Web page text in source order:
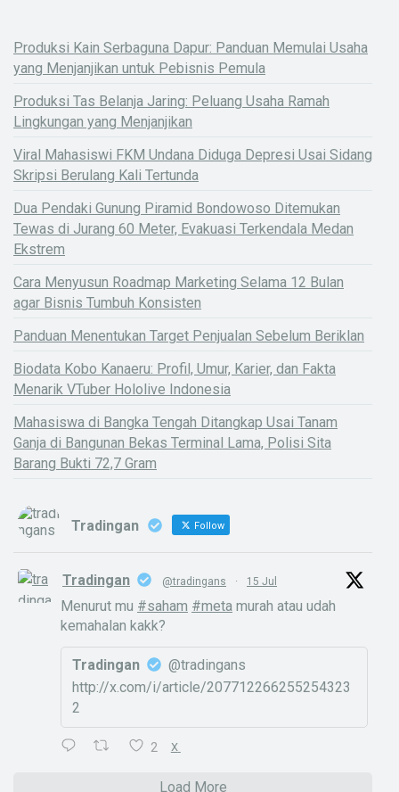
Produksi Kain Serbaguna Dapur: Panduan Memulai Usaha
yang Menjanjikan untuk Pebisnis Pemula
Produksi Tas Belanja Jaring: Peluang Usaha Ramah
Lingkungan yang Menjanjikan
Viral Mahasiswi FKM Undana Diduga Depresi Usai Sidang
Skripsi Berulang Kali Tertunda
Dua Pendaki Gunung Piramid Bondowoso Ditemukan
Tewas di Jurang 60 Meter, Evakuasi Terkendala Medan
Ekstrem
Cara Menyusun Roadmap Marketing Selama 12 Bulan
agar Bisnis Tumbuh Konsisten
Panduan Menentukan Target Penjualan Sebelum Beriklan
Biodata Kobo Kanaeru: Profil, Umur, Karier, dan Fakta
Menarik VTuber Hololive Indonesia
Mahasiswa di Bangka Tengah Ditangkap Usai Tanam
Ganja di Bangunan Bekas Terminal Lama, Polisi Sita
Barang Bukti 72,7 Gram
Tradingan Follow
Tradingan @tradingans · 15 Jul
Menurut mu #saham #meta murah atau udah
kemahalan kakk?
Tradingan
@tradingans
http://x.com/i/article/207712266255254323
2
2 X
Load More